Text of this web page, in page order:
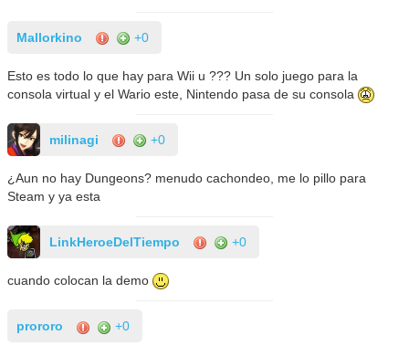
Mallorkino +0
Esto es todo lo que hay para Wii u ??? Un solo juego para la
consola virtual y el Wario este, Nintendo pasa de su consola
milinagi +0
¿Aun no hay Dungeons? menudo cachondeo, me lo pillo para
Steam y ya esta
LinkHeroeDelTiempo +0
cuando colocan la demo
prororo +0